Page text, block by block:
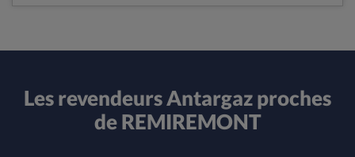
Les revendeurs Antargaz proches
de REMIREMONT